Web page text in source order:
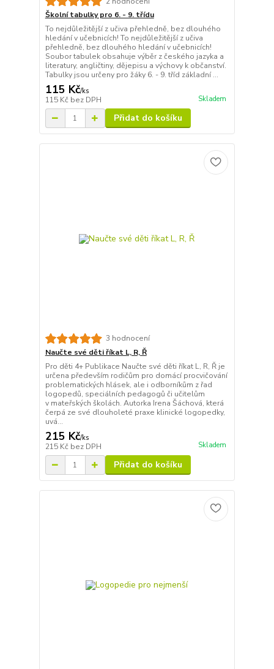
Školní tabulky pro 6. - 9. třídu
To nejdůležitější z učiva přehledně, bez dlouhého
hledání v učebnicích! To nejdůležitější z učiva
přehledně, bez dlouhého hledání v učebnicích!
Soubor tabulek obsahuje výběr z českého jazyka a
literatury, angličtiny, dějepisu a výchovy k občanství.
Tabulky jsou určeny pro žáky 6. - 9. tříd základní ...
115 Kč/ks
115 Kč bez DPH Skladem
Přidat do košíku
3 hodnocení
Naučte své děti říkat L, R, Ř
Pro děti 4+ Publikace Naučte své děti říkat L, R, Ř je
určena především rodičům pro domácí procvičování
problematických hlásek, ale i odborníkům z řad
logopedů, speciálních pedagogů či učitelům
v mateřských školách. Autorka Irena Šáchová, která
čerpá ze své dlouholeté praxe klinické logopedky,
uvá...
215 Kč/ks
215 Kč bez DPH Skladem
Přidat do košíku